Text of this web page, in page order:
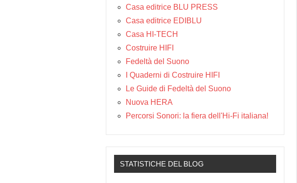
Casa editrice BLU PRESS
Casa editrice EDIBLU
Casa HI-TECH
Costruire HIFI
Fedeltà del Suono
I Quaderni di Costruire HIFI
Le Guide di Fedeltà del Suono
Nuova HERA
Percorsi Sonori: la fiera dell'Hi-Fi italiana!
STATISTICHE DEL BLOG